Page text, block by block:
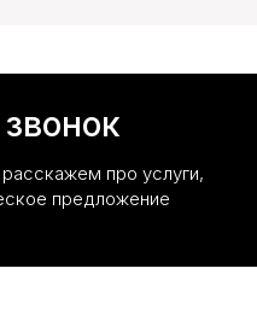
про услуги,
предложение